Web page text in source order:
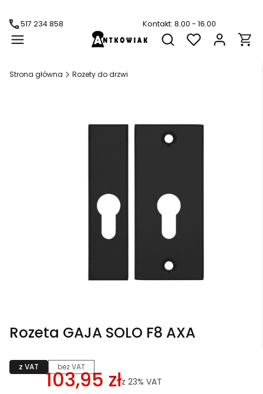
517 234 858 Kontakt: 8.00 - 16.00
Otwórz wyszukiwarkę
Strona główna Rozety do drzwi
Rozeta GAJA SOLO F8 AXA
z VAT bez VAT
103,95 złz 23% VAT